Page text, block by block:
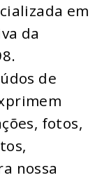
em
da
de
fotos,
nossa